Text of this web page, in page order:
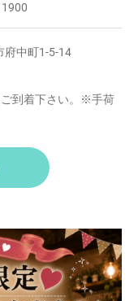
1900
中町1-5-14
到着下さい。※手荷